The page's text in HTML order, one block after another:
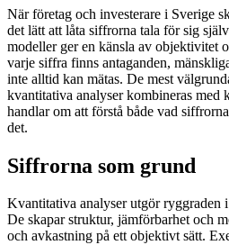
När företag och investerare i Sverige
det lätt att låta siffrorna tala för sig
modeller ger en känsla av objektivitet
varje siffra finns antaganden,
inte alltid kan mätas. De mest
kvantitativa analyser kombineras med
handlar om att förstå både vad
det.
Siffrorna som grund
Kvantitativa analyser utgör ryggraden
De skapar struktur, jämförbarhet och
och avkastning på ett objektivt sätt.